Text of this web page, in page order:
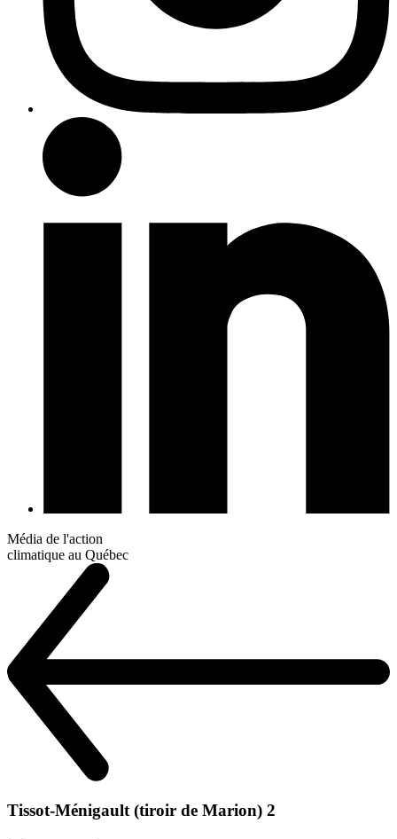
Média de l'action
climatique au Québec
Tissot-Ménigault (tiroir de Marion) 2